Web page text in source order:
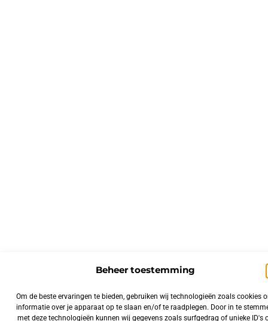
Beheer toestemming
Om de beste ervaringen te bieden, gebruiken wij technologieën zoals cookies
informatie over je apparaat op te slaan en/of te raadplegen. Door in te
met deze technologieën kunnen wij gegevens zoals surfgedrag of unieke ID's